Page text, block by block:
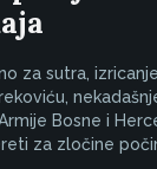
za sutra,
Bosne i
za zločine